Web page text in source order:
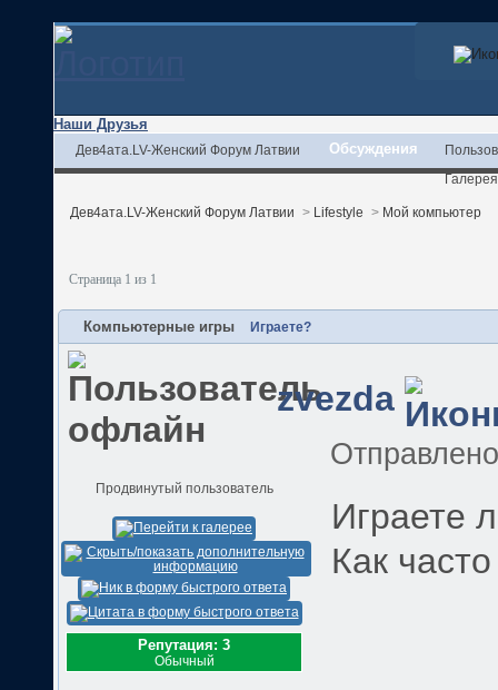
Наши Друзья
Дев4ата.LV-Женский Форум Латвии Обсуждения
Галерея
Дев4ата.LV-Женский Форум Латвии > Lifestyle > Мой компьютер
Страница 1 из 1
Компьютерные игры Играете?
zvezda
Продвинутый пользователь
Репутация: 3
Обычный
Играете
Как